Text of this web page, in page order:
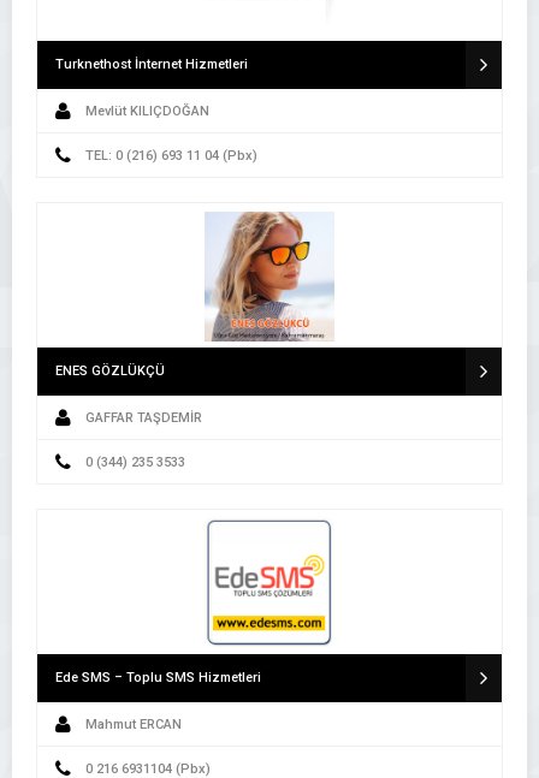
Turknethost İnternet Hizmetleri
Mevlüt KILIÇDOĞAN
TEL: 0 (216) 693 11 04 (Pbx)
ENES GÖZLÜKÇÜ
GAFFAR TAŞDEMİR
0 (344) 235 3533
Ede SMS – Toplu SMS Hizmetleri
Mahmut ERCAN
0 216 6931104 (Pbx)